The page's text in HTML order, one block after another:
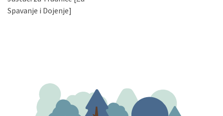
gore navedenu adresu ili e-mailom na adresu:
Spavanje i Dojenje]